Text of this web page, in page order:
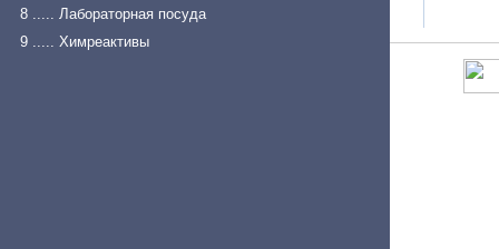
8 ..... Лабораторная посуда
9 ..... Химреактивы